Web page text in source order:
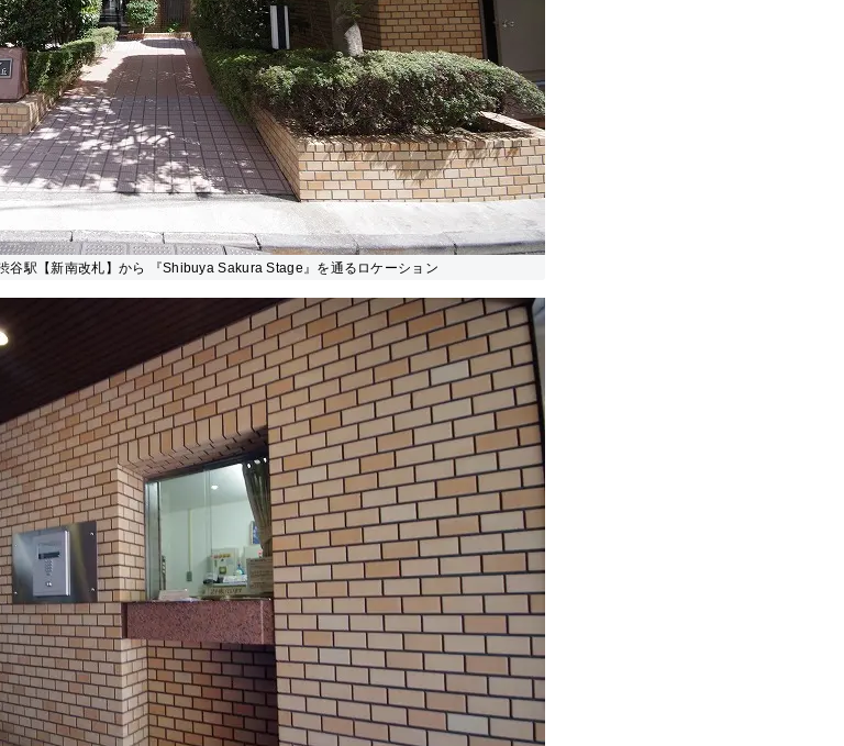
谷駅【新南改札】から 『Shibuya Sakura Stage』を通るロケーション